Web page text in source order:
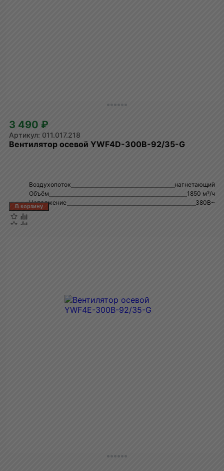
3 490 ₽
011.017.218
Вентилятор осевой YWF4D-300B-92/35-G
Воздухопоток
нагнетающий
Объём
1850 м³/ч
Напряжение
380В~